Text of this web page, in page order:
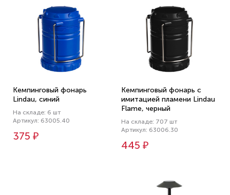
Кемпинговый фонарь
Lindau, синий
На складе: 6 шт
Артикул: 63005.40
375 ₽
Кемпинговый фонарь с
имитацией пламени Lindau
Flame, черный
На складе: 707 шт
Артикул: 63006.30
445 ₽